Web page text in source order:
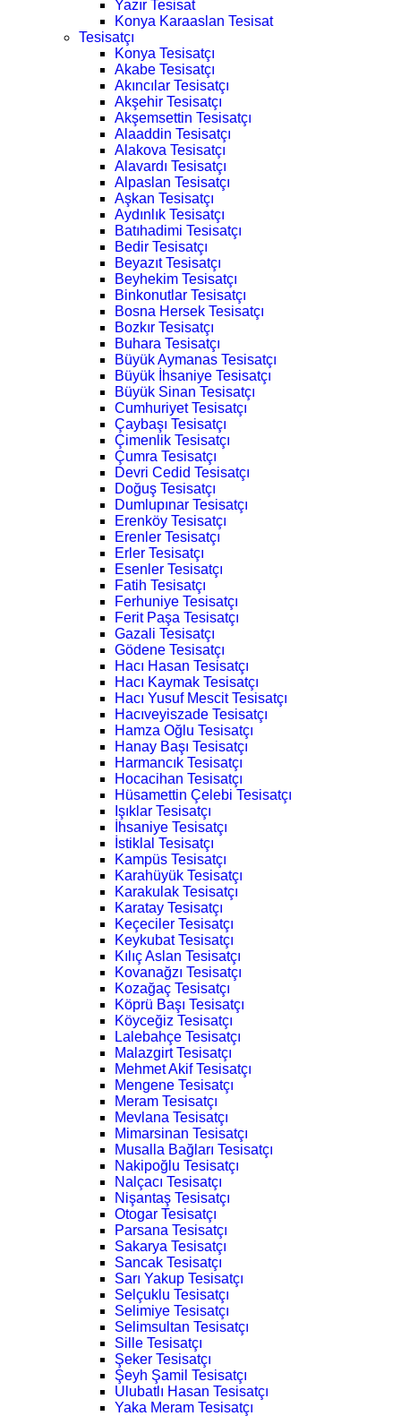
Yazır Tesisat
Konya Karaaslan Tesisat
Tesisatçı
Konya Tesisatçı
Akabe Tesisatçı
Akıncılar Tesisatçı
Akşehir Tesisatçı
Akşemsettin Tesisatçı
Alaaddin Tesisatçı
Alakova Tesisatçı
Alavardı Tesisatçı
Alpaslan Tesisatçı
Aşkan Tesisatçı
Aydınlık Tesisatçı
Batıhadimi Tesisatçı
Bedir Tesisatçı
Beyazıt Tesisatçı
Beyhekim Tesisatçı
Binkonutlar Tesisatçı
Bosna Hersek Tesisatçı
Bozkır Tesisatçı
Buhara Tesisatçı
Büyük Aymanas Tesisatçı
Büyük İhsaniye Tesisatçı
Büyük Sinan Tesisatçı
Cumhuriyet Tesisatçı
Çaybaşı Tesisatçı
Çimenlik Tesisatçı
Çumra Tesisatçı
Devri Cedid Tesisatçı
Doğuş Tesisatçı
Dumlupınar Tesisatçı
Erenköy Tesisatçı
Erenler Tesisatçı
Erler Tesisatçı
Esenler Tesisatçı
Fatih Tesisatçı
Ferhuniye Tesisatçı
Ferit Paşa Tesisatçı
Gazali Tesisatçı
Gödene Tesisatçı
Hacı Hasan Tesisatçı
Hacı Kaymak Tesisatçı
Hacı Yusuf Mescit Tesisatçı
Hacıveyiszade Tesisatçı
Hamza Oğlu Tesisatçı
Hanay Başı Tesisatçı
Harmancık Tesisatçı
Hocacihan Tesisatçı
Hüsamettin Çelebi Tesisatçı
Işıklar Tesisatçı
İhsaniye Tesisatçı
İstiklal Tesisatçı
Kampüs Tesisatçı
Karahüyük Tesisatçı
Karakulak Tesisatçı
Karatay Tesisatçı
Keçeciler Tesisatçı
Keykubat Tesisatçı
Kılıç Aslan Tesisatçı
Kovanağzı Tesisatçı
Kozağaç Tesisatçı
Köprü Başı Tesisatçı
Köyceğiz Tesisatçı
Lalebahçe Tesisatçı
Malazgirt Tesisatçı
Mehmet Akif Tesisatçı
Mengene Tesisatçı
Meram Tesisatçı
Mevlana Tesisatçı
Mimarsinan Tesisatçı
Musalla Bağları Tesisatçı
Nakipoğlu Tesisatçı
Nalçacı Tesisatçı
Nişantaş Tesisatçı
Otogar Tesisatçı
Parsana Tesisatçı
Sakarya Tesisatçı
Sancak Tesisatçı
Sarı Yakup Tesisatçı
Selçuklu Tesisatçı
Selimiye Tesisatçı
Selimsultan Tesisatçı
Sille Tesisatçı
Şeker Tesisatçı
Şeyh Şamil Tesisatçı
Ulubatlı Hasan Tesisatçı
Yaka Meram Tesisatçı